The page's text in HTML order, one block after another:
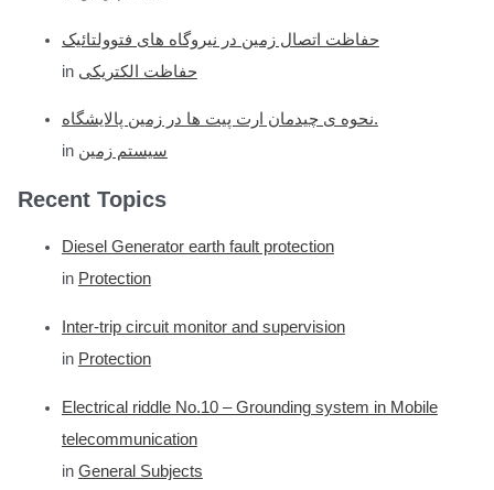
حفاظت اتصال زمین در نیروگاه های فتوولتائیک
in حفاظت الکتریکی
نحوه ی چیدمان ارت پیت ها در زمین پالایشگاه.
in سیستم زمین
Recent Topics
Diesel Generator earth fault protection
in Protection
Inter-trip circuit monitor and supervision
in Protection
Electrical riddle No.10 – Grounding system in Mobile
telecommunication
in General Subjects